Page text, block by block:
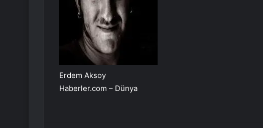
Erdem Aksoy
Haberler.com – Dünya